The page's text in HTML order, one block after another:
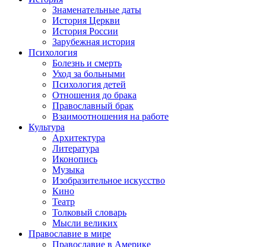
Знаменательные даты
История Церкви
История России
Зарубежная история
Психология
Болезнь и смерть
Уход за больными
Психология детей
Отношения до брака
Православный брак
Взаимоотношения на работе
Культура
Архитектура
Литература
Иконопись
Музыка
Изобразительное искусство
Кино
Театр
Толковый словарь
Мысли великих
Православие в мире
Православие в Америке